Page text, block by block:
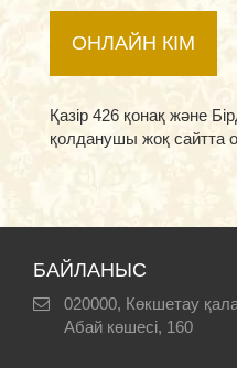
ОНЛАЙН КІМ
Қазір 426 қонақ және
қолданушы жоқ сайтта
БАЙЛАНЫС
020000, Көкшетау
Абай көшесі, 160